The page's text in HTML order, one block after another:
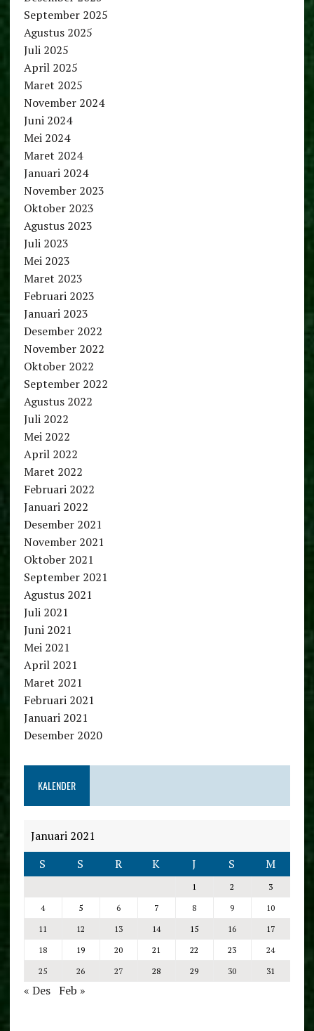
September 2025
Agustus 2025
Juli 2025
April 2025
Maret 2025
November 2024
Juni 2024
Mei 2024
Maret 2024
Januari 2024
November 2023
Oktober 2023
Agustus 2023
Juli 2023
Mei 2023
Maret 2023
Februari 2023
Januari 2023
Desember 2022
November 2022
Oktober 2022
September 2022
Agustus 2022
Juli 2022
Mei 2022
April 2022
Maret 2022
Februari 2022
Januari 2022
Desember 2021
November 2021
Oktober 2021
September 2021
Agustus 2021
Juli 2021
Juni 2021
Mei 2021
April 2021
Maret 2021
Februari 2021
Januari 2021
Desember 2020
KALENDER
Januari 2021
S
S R K J S M
1 2
3
4
5 6 7 8 9
10
11
12 13 14 15 16
17
18
19 20 21 22 23
24
25
26 27 28 29 30 31
« Des Feb »